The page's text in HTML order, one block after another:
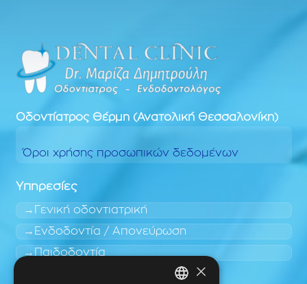
Οδοντίατρος Θέρμη (Ανατολική Θεσσαλονίκη)
Όροι χρήσης προσωπικών δεδομένων
Υπηρεσίες
Γενική οδοντιατρική
Ενδοδοντία / Απονεύρωση
Παιδοδοντία
×